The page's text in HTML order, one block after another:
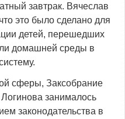
завтрак. Вячеслав
это было сделано для
детей, перешедших
домашней среды в
сферы, Заксобрание
занималось
законодательства в